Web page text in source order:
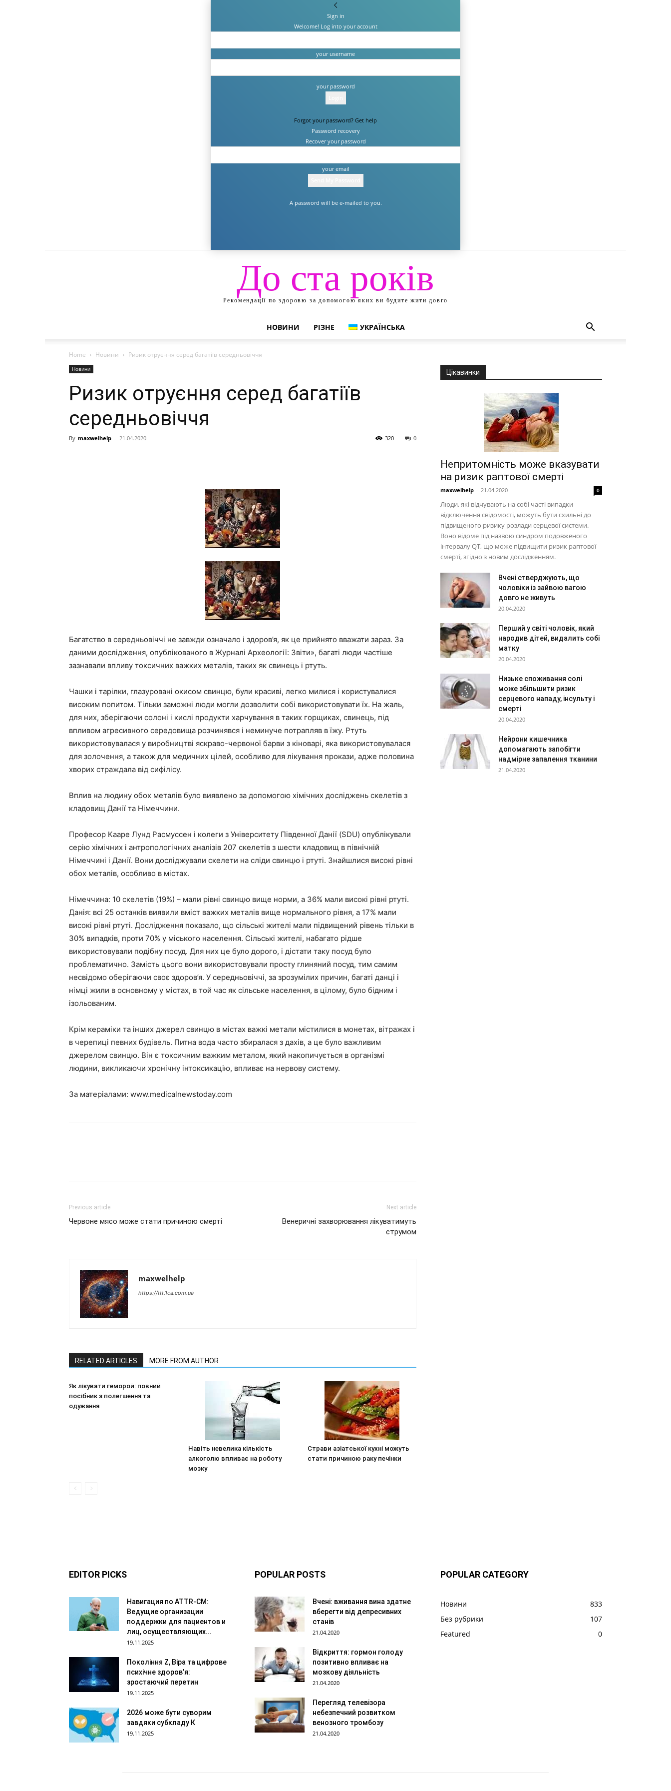
Sign in
Welcome! Log into your account
your username
your password
Forgot your password? Get help
Password recovery
Recover your password
your email
A password will be e-mailed to you.
До ста років
Рекомендації по здоровю за допомогою яких ви будите жити довго
НОВИНИ РІЗНЕ УКРАЇНСЬКА
Home Новини Ризик отруєння серед багатіїв середньовіччя
Новини
Ризик отруєння серед багатіїв
середньовіччя
By maxwelhelp - 21.04.2020 0
320
Багатство в середньовіччі не завжди означало і здоров’я, як це прийнято вважати зараз. За
даними дослідження, опублікованого в Журналі Археології: Звіти», багаті люди частіше
зазнавали впливу токсичних важких металів, таких як свинець і ртуть.
Чашки і тарілки, глазуровані окисом свинцю, були красиві, легко милися і користувалися
високим попитом. Тільки заможні люди могли дозволити собі використовувати їх. На жаль,
для них, зберігаючи солоні і кислі продукти харчування в таких горщиках, свинець, під
впливом агресивного середовища розчинявся і неминуче потрапляв в їжу. Ртуть
використовувалася у виробництві яскраво-червоної барви з кіноварі, яка використовувалася
для золочення, а також для медичних цілей, особливо для лікування прокази, адже половина
хворих страждала від сифілісу.
Вплив на людину обох металів було виявлено за допомогою хімічних досліджень скелетів з
кладовищ Данії та Німеччини.
Професор Кааре Лунд Расмуссен і колеги з Університету Південної Данії (SDU) опублікували
серію хімічних і антропологічних аналізів 207 скелетів з шести кладовищ в північній
Німеччині і Данії. Вони досліджували скелети на сліди свинцю і ртуті. Знайшлися високі рівні
обох металів, особливо в містах.
Німеччина: 10 скелетів (19%) – мали рівні свинцю вище норми, а 36% мали високі рівні ртуті.
Данія: всі 25 останків виявили вміст важких металів вище нормального рівня, а 17% мали
високі рівні ртуті. Дослідження показало, що сільські жителі мали підвищений рівень тільки в
30% випадків, проти 70% у міського населення. Сільські жителі, набагато рідше
використовували подібну посуд. Для них це було дорого, і дістати таку посуд було
проблематично. Замість цього вони використовували просту глиняний посуд, тим самим
несвідомо оберігаючи своє здоров’я. У середньовіччі, за зрозумілих причин, багаті данці і
німці жили в основному у містах, в той час як сільське населення, в цілому, було бідним і
ізольованим.
Крім кераміки та інших джерел свинцю в містах важкі метали містилися в монетах, вітражах і
в черепиці певних будівель. Питна вода часто збиралася з дахів, а це було важливим
джерелом свинцю. Він є токсичним важким металом, який накопичується в організмі
людини, викликаючи хронічну інтоксикацію, впливає на нервову систему.
За матеріалами: www.medicalnewstoday.com
Previous article
Червоне мясо може стати причиною смерті
Next article
Венеричні захворювання лікуватимуть
струмом
maxwelhelp
https://ttt.1ca.com.ua
RELATED ARTICLES MORE FROM AUTHOR
Як лікувати геморой: повний
посібник з полегшення та
одужання
Навіть невелика кількість
алкоголю впливає на роботу
мозку
Страви азіатської кухні можуть
стати причиною раку печінки
Цікавинки
Непритомність може вказувати
на ризик раптової смерті
maxwelhelp - 21.04.2020 0
Люди, які відчувають на собі часті випадки
відключення свідомості, можуть бути схильні до
підвищеного ризику розлади серцевої системи.
Воно відоме під назвою синдром подовженого
інтервалу QT, що може підвищити ризик раптової
смерті, згідно з новим дослідженням.
Вчені стверджують, що
чоловіки із зайвою вагою
довго не живуть
20.04.2020
Перший у світі чоловік, який
народив дітей, видалить собі
матку
20.04.2020
Низьке споживання солі
може збільшити ризик
серцевого нападу, інсульту і
смерті
20.04.2020
Нейрони кишечника
допомагають запобігти
надмірне запалення тканини
21.04.2020
EDITOR PICKS
Навигация по ATTR-CM:
Ведущие организации
поддержки для пациентов и
лиц, осуществляющих...
19.11.2025
Покоління Z, Віра та цифрове
психічне здоров’я:
зростаючий перетин
19.11.2025
2026 може бути суворим
завдяки субкладу К
19.11.2025
POPULAR POSTS
Вчені: вживання вина здатне
вберегти від депресивних
станів
21.04.2020
Відкриття: гормон голоду
позитивно впливає на
мозкову діяльність
21.04.2020
Перегляд телевізора
небезпечний розвитком
венозного тромбозу
21.04.2020
POPULAR CATEGORY
Новини
833
Без рубрики
107
Featured
0